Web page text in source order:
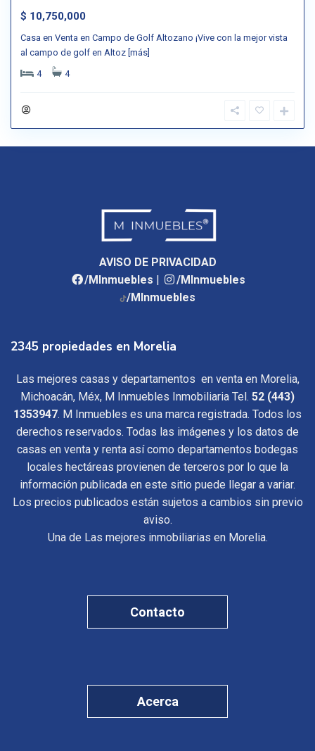
$ 10,750,000
Casa en Venta en Campo de Golf Altozano ¡Vive con la mejor vista
al campo de golf en Altoz [más]
4
4
AVISO DE PRIVACIDAD
/MInmuebles
/MInmuebles
/MInmuebles
2345 propiedades en Morelia
Las mejores casas y departamentos en venta en Morelia,
Michoacán, Méx, M Inmuebles Inmobiliaria Tel. 52 (443)
1353947. M Inmuebles es una marca registrada. Todos los
derechos reservados. Todas las imágenes y los datos de
casas en venta y renta así como departamentos bodegas
locales hectáreas provienen de terceros por lo que la
información publicada en este sitio puede llegar a variar.
Los precios publicados están sujetos a cambios sin previo
aviso.
Una de Las mejores inmobiliarias en Morelia.